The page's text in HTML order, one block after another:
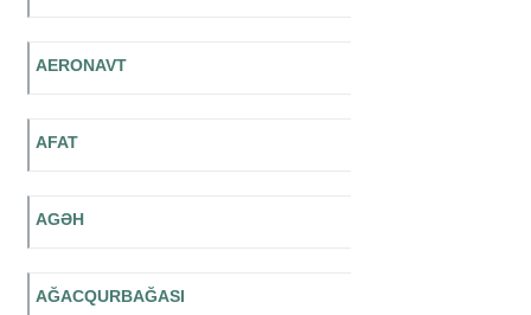
AERONAVT
AFAT
AGƏH
AĞACQURBAĞASI